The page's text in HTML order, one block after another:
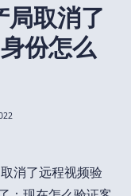
局取消了
份怎么
消了远程视频验